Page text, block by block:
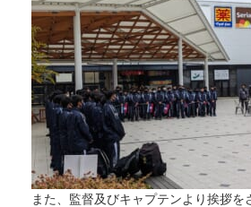
また、監督及びキャプテンより挨拶を